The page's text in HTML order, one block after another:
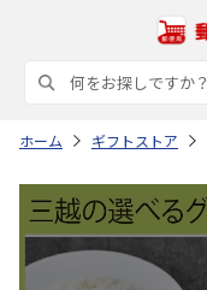
ホーム ギフトストア